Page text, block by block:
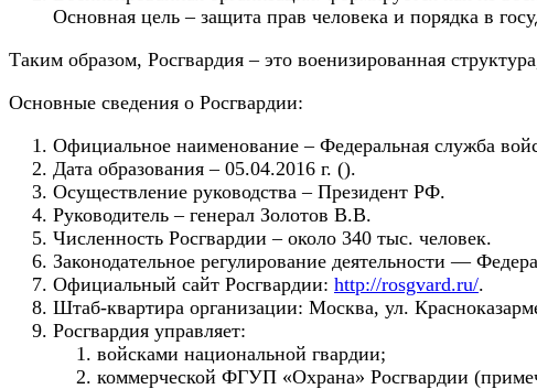
Основная цель – защита прав человека и порядка в
Таким образом, Росгвардия – это военизированная
Основные сведения о Росгвардии:
Официальное наименование – Федеральная служба
Дата образования – 05.04.2016 г. ().
Осуществление руководства – Президент РФ.
Руководитель – генерал Золотов В.В.
Численность Росгвардии – около 340 тыс. человек.
Законодательное регулирование деятельности —
Официальный сайт Росгвардии: http://rosgvard.ru/.
Штаб-квартира организации: Москва, ул.
Росгвардия управляет:
войсками национальной гвардии;
коммерческой ФГУП «Охрана» Росгвардии